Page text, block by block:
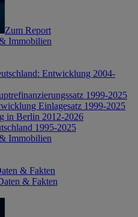
Zum Report
Immobilien
Entwicklung 2004-
1999-2025
Einlagesatz 1999-2025
in Berlin 2012-2026
1995-2025
Immobilien
& Fakten
& Fakten